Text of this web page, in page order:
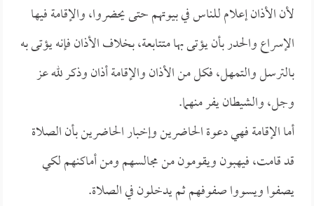
لأن الأذان إعلام للناس في بيوتهم حتى يحضروا، والإقامة فيها
الإسراع والحدر بأن يؤتى بها متتابعة، بخلاف الأذان فإنه يؤتى به
بالترسل والتمهل، فكل من الأذان والإقامة أذان وذكر لله عز
وجل، والشيطان يفر منهما.
أما الإقامة فهي دعوة الحاضرين وإخبار الحاضرين بأن الصلاة
قد قامت، فيهبون ويقومون من مجالسهم ومن أماكنهم لكي
يصفوا ويسووا صفوفهم ثم يدخلون في الصلاة.